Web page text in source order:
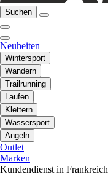
Suchen
Neuheiten
Wintersport
Wandern
Trailrunning
Laufen
Klettern
Wassersport
Angeln
Outlet
Marken
Kundendienst in Frankreich